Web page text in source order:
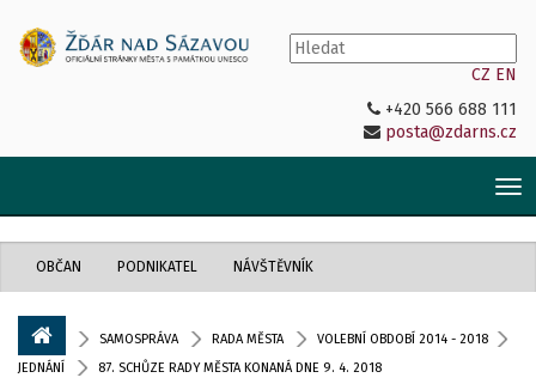
CZ EN
+420 566 688 111
posta@zdarns.cz
OBČAN PODNIKATEL NÁVŠTĚVNÍK
SAMOSPRÁVA RADA MĚSTA
VOLEBNÍ OBDOBÍ 2014 - 2018
JEDNÁNÍ
87. SCHŮZE RADY MĚSTA KONANÁ DNE 9. 4. 2018